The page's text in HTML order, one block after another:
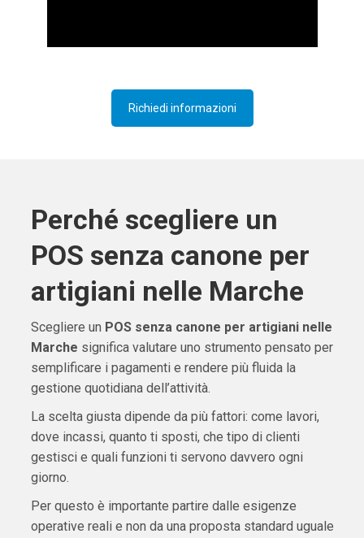
Richiedi informazioni
Perché scegliere un
POS senza canone per
artigiani nelle Marche
Scegliere un POS senza canone per artigiani nelle
Marche significa valutare uno strumento pensato per
semplificare i pagamenti e rendere più fluida la
gestione quotidiana dell’attività.
La scelta giusta dipende da più fattori: come lavori,
dove incassi, quanto ti sposti, che tipo di clienti
gestisci e quali funzioni ti servono davvero ogni
giorno.
Per questo è importante partire dalle esigenze
operative reali e non da una proposta standard uguale